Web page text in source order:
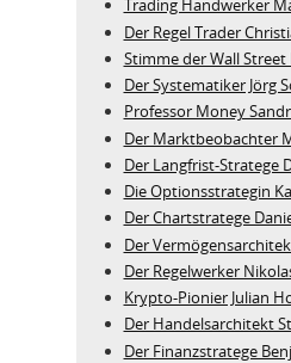
Trading Handwerker
Der Regel Trader
Stimme der Wall
Der Systematiker Jörg
Professor Money
Der Marktbeobachter
Der Langfrist-Stratege
Die Optionsstrategin
Der Chartstratege
Der
Der Regelwerker
Krypto-Pionier Julian
Der Handelsarchitekt
Der Finanzstratege